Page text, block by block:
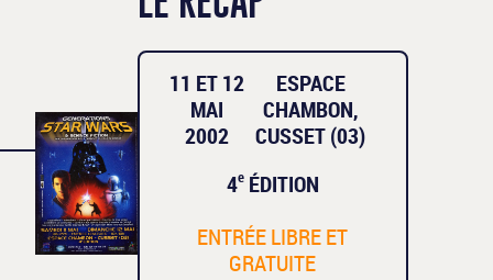
11 ET 12
MAI
2002
ESPACE
CHAMBON,
CUSSET (03)
4eÉDITION
ENTRÉE LIBRE ET
GRATUITE